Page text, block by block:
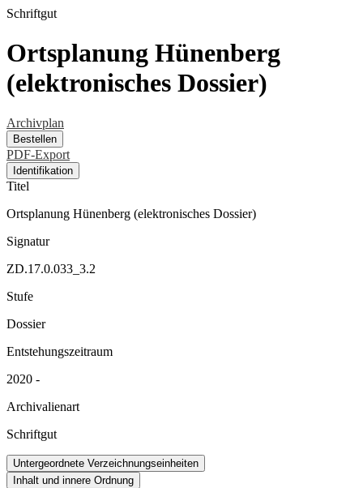
Schriftgut
Ortsplanung Hünenberg
(elektronisches Dossier)
Archivplan
Bestellen
PDF-Export
Identifikation
Titel
Ortsplanung Hünenberg (elektronisches Dossier)
Signatur
ZD.17.0.033_3.2
Stufe
Dossier
Entstehungszeitraum
2020 -
Archivalienart
Schriftgut
Untergeordnete Verzeichnungseinheiten
Inhalt und innere Ordnung